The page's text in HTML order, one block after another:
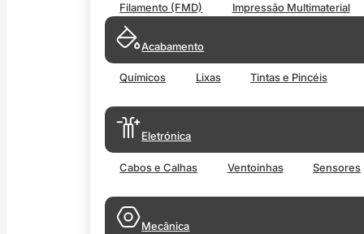
Filamento (FMD) Impressão Multimaterial
Acabamento
Químicos Lixas Tintas e Pincéis
Eletrónica
Cabos e Calhas Ventoinhas Sensores
Mecânica